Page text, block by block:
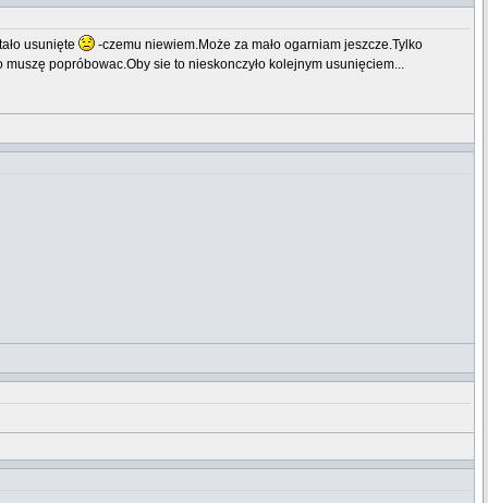
usunięte
-czemu niewiem.Może za mało ogarniam jeszcze.Tylko
popróbowac.Oby sie to nieskonczyło kolejnym usunięciem...